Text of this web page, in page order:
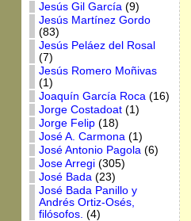
Jesús Gil García(9)
Jesús Martínez Gordo
(83)
Jesús Peláez del Rosal
(7)
Jesús Romero Moñivas
(1)
Joaquín García Roca(16)
Jorge Costadoat(1)
Jorge Felip(18)
José A. Carmona(1)
José Antonio Pagola(6)
Jose Arregi(305)
José Bada(23)
José Bada Panillo y
Andrés Ortiz-Osés,
filósofos. (4)